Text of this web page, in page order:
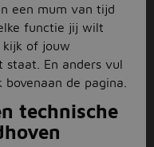
een mum van tijd
functie jij wilt
kijk of jouw
staat. En anders vul
de pagina.
technische